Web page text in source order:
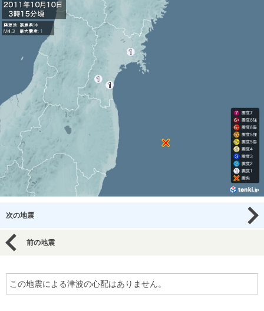
次の地震
前の地震
この地震による津波の心配はありません。